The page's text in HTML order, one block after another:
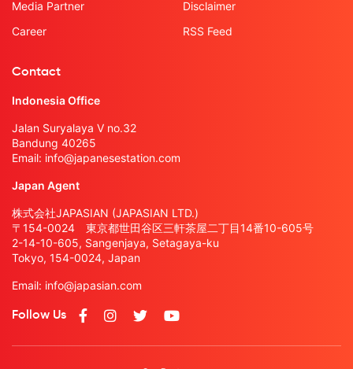
Media Partner
Career
Disclaimer
RSS Feed
Contact
Indonesia Office
Jalan Suryalaya V no.32
Bandung 40265
Email: info@japanesestation.com
Japan Agent
株式会社JAPASIAN (JAPASIAN LTD.)
〒154-0024 東京都世田谷区三軒茶屋二丁目14番10-605号
2-14-10-605, Sangenjaya, Setagaya-ku
Tokyo, 154-0024, Japan
Email: info@japasian.com
Follow Us